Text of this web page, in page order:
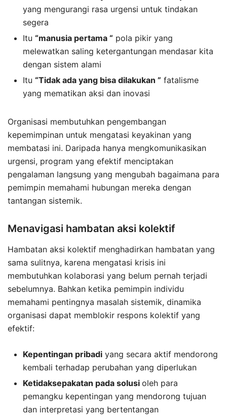
yang mengurangi rasa urgensi untuk tindakan
segera
Itu “manusia pertama “ pola pikir yang
melewatkan saling ketergantungan mendasar kita
dengan sistem alami
Itu “Tidak ada yang bisa dilakukan ” fatalisme
yang mematikan aksi dan inovasi
Organisasi membutuhkan pengembangan
kepemimpinan untuk mengatasi keyakinan yang
membatasi ini. Daripada hanya mengkomunikasikan
urgensi, program yang efektif menciptakan
pengalaman langsung yang mengubah bagaimana para
pemimpin memahami hubungan mereka dengan
tantangan sistemik.
Menavigasi hambatan aksi kolektif
Hambatan aksi kolektif menghadirkan hambatan yang
sama sulitnya, karena mengatasi krisis ini
membutuhkan kolaborasi yang belum pernah terjadi
sebelumnya. Bahkan ketika pemimpin individu
memahami pentingnya masalah sistemik, dinamika
organisasi dapat memblokir respons kolektif yang
efektif:
Kepentingan pribadi yang secara aktif mendorong
kembali terhadap perubahan yang diperlukan
Ketidaksepakatan pada solusi oleh para
pemangku kepentingan yang mendorong tujuan
dan interpretasi yang bertentangan